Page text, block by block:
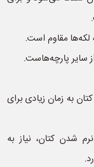
مقاوم است.
سایر پارچه‌هاست.
به زمان زیادی برای
شدن کتان، نیاز به